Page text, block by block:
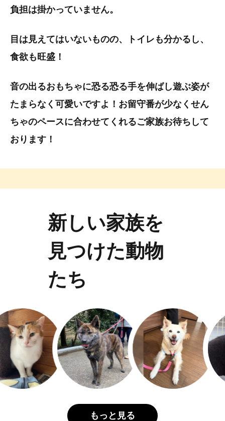
負担は掛かっていません。
目は見えてはいないものの、トイレも分かるし、
食欲も旺盛！
音の出るおもちゃに恐る恐る手を伸ばし遊ぶ姿が
たまらなく可愛いですよ！お留守番が少なくせん
ちゃのペースに合わせてくれるご家族お待ちして
おります！
新しい家族を
見つけた動物
たち
もっと見る